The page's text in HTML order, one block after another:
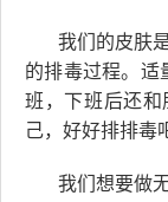
我们的皮肤
的排毒过程。适
班，下班后还
己，好好排排毒
我们想要做